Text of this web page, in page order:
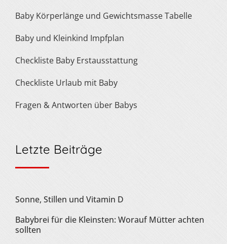
Baby Körperlänge und Gewichtsmasse Tabelle
Baby und Kleinkind Impfplan
Checkliste Baby Erstausstattung
Checkliste Urlaub mit Baby
Fragen & Antworten über Babys
Letzte Beiträge
Sonne, Stillen und Vitamin D
Babybrei für die Kleinsten: Worauf Mütter achten
sollten